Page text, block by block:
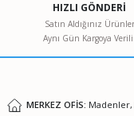
Ürün bilgilerinde
Ürün fiyatı diğer
HIZLI GÖNDERİ
Satın Aldığınız Ürünler
Aynı Gün Kargoya
MERKEZ OFİS: Madenler,